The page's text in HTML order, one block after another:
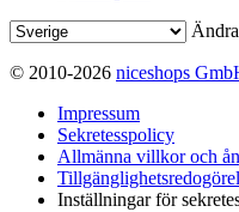
© 2010-2026 niceshops
Impressum
Sekretesspolicy
Allmänna villkor och
Inställningar för